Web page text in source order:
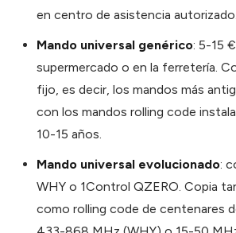
en centro de asistencia autorizado.
Mando universal genérico: 5-15
supermercado o en la ferretería.
fijo, es decir, los mandos más
con los mandos rolling code
10-15 años.
Mando universal evolucionado:
WHY o 1Control QZERO. Copia
como rolling code de centenares